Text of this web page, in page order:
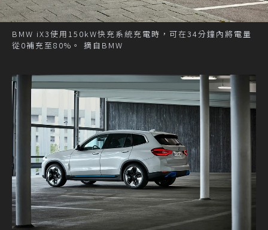
BMW iX3使用150kW快充系統充電時，可在34分鐘內將電量
從0補充至80%。 摘自BMW